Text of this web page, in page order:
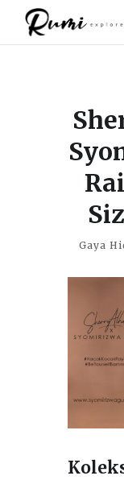
Gaya